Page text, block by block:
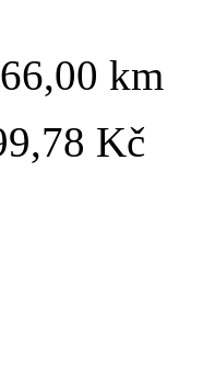
km
Kč